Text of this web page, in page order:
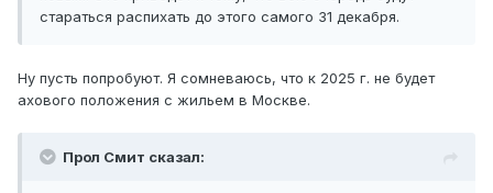
стараться распихать до этого самого 31 декабря.
Ну пусть попробуют. Я сомневаюсь, что к 2025 г. не будет
ахового положения с жильем в Москве.
Прол Смит сказал: